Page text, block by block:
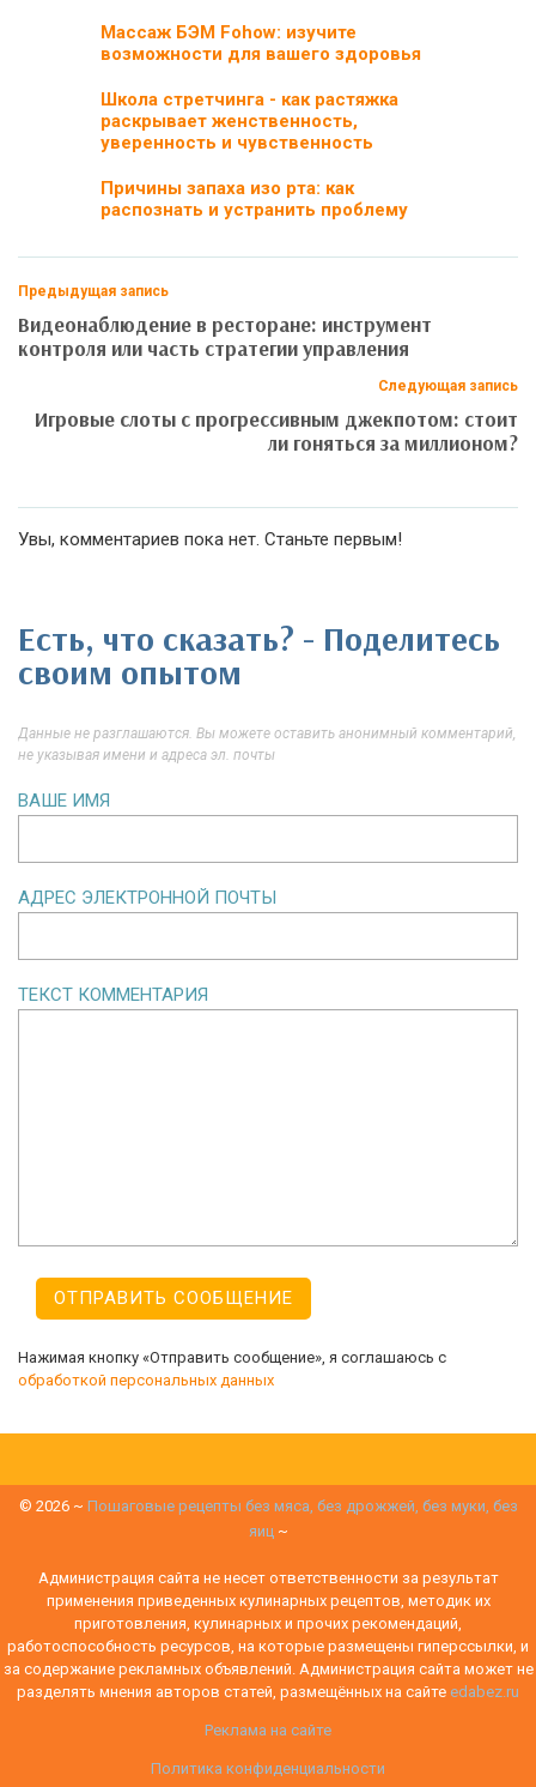
Массаж БЭМ Fohow: изучите
возможности для вашего здоровья
Школа стретчинга - как растяжка
раскрывает женственность,
уверенность и чувственность
Причины запаха изо рта: как
распознать и устранить проблему
Предыдущая запись
Видеонаблюдение в ресторане: инструмент
контроля или часть стратегии управления
Следующая запись
Игровые слоты с прогрессивным джекпотом: стоит
ли гоняться за миллионом?
Увы, комментариев пока нет. Станьте первым!
Есть, что сказать? - Поделитесь
своим опытом
Данные не разглашаются. Вы можете оставить анонимный комментарий,
не указывая имени и адреса эл. почты
ВАШЕ ИМЯ
АДРЕС ЭЛЕКТРОННОЙ ПОЧТЫ
ТЕКСТ КОММЕНТАРИЯ
Нажимая кнопку «Отправить сообщение», я соглашаюсь с
обработкой персональных данных
© 2026~ Пошаговые рецепты без мяса, без дрожжей, без муки, без
яиц ~
Администрация сайта не несет ответственности за результат
применения приведенных кулинарных рецептов, методик их
приготовления, кулинарных и прочих рекомендаций,
работоспособность ресурсов, на которые размещены гиперссылки, и
за содержание рекламных объявлений. Администрация сайта может не
разделять мнения авторов статей, размещённых на сайте edabez.ru
Реклама на сайте
Политика конфиденциальности